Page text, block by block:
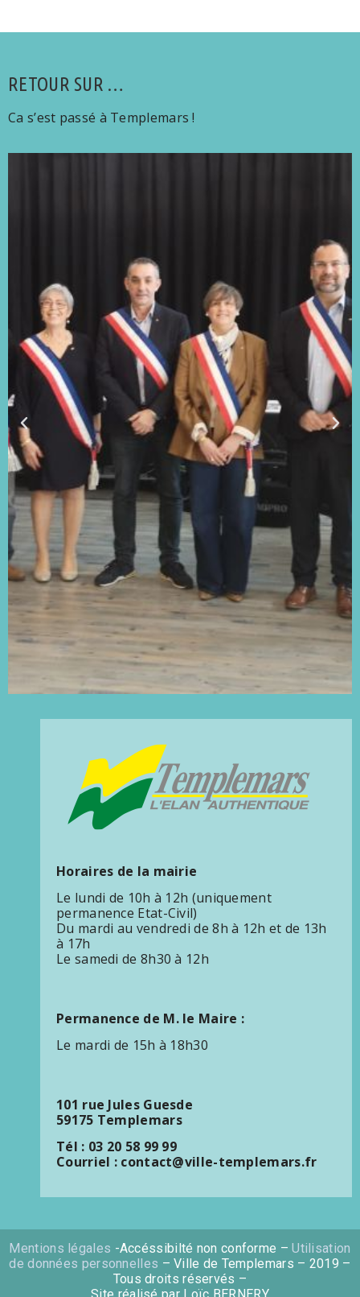
RETOUR SUR …
Ca s’est passé à Templemars !
Horaires de la mairie
Le lundi de 10h à 12h (uniquement
permanence Etat-Civil)
Du mardi au vendredi de 8h à 12h et de 13h
à 17h
Le samedi de 8h30 à 12h
Permanence de M. le Maire :
Le mardi de 15h à 18h30
101 rue Jules Guesde
59175 Templemars
Tél : 03 20 58 99 99
Courriel : contact@ville-templemars.fr
Mentions légales -Accéssibilté non conforme –Utilisation
de données personnelles – Ville de Templemars – 2019 –
Tous droits réservés –